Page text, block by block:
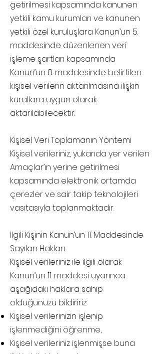
getirilmesi kapsamında kanunen
yetkili kamu kurumları ve kanunen
yetkili özel kuruluşlara Kanun’un 5.
maddesinde düzenlenen veri
işleme şartları kapsamında
Kanun’un 8. maddesinde belirtilen
kişisel verilerin aktarılmasına ilişkin
kurallara uygun olarak
aktarılabilecektir.
Kişisel Veri Toplamanın Yöntemi
Kişisel verileriniz, yukarıda yer verilen
Amaçlar’ın yerine getirilmesi
kapsamında elektronik ortamda
çerezler ve sair takip teknolojileri
vasıtasıyla toplanmaktadır.
İlgili Kişinin Kanun’un 11. Maddesinde
Sayılan Hakları
Kişisel verileriniz ile ilgili olarak
Kanun’un 11. maddesi uyarınca
aşağıdaki haklara sahip
olduğunuzu bildiririz:
Kişisel verilerinizin işlenip
işlenmediğini öğrenme,
Kişisel verileriniz işlenmişse buna